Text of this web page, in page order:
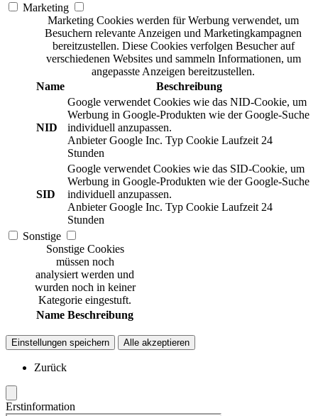
Marketing
Marketing Cookies werden für Werbung verwendet, um
Besuchern relevante Anzeigen und Marketingkampagnen
bereitzustellen. Diese Cookies verfolgen Besucher auf
verschiedenen Websites und sammeln Informationen, um
angepasste Anzeigen bereitzustellen.
Name
Beschreibung
NID
Google verwendet Cookies wie das NID-Cookie, um
Werbung in Google-Produkten wie der Google-Suche
individuell anzupassen.
Anbieter Google Inc. Typ Cookie Laufzeit 24
Stunden
SID
Google verwendet Cookies wie das SID-Cookie, um
Werbung in Google-Produkten wie der Google-Suche
individuell anzupassen.
Anbieter Google Inc. Typ Cookie Laufzeit 24
Stunden
Sonstige
Sonstige Cookies
müssen noch
analysiert werden und
wurden noch in keiner
Kategorie eingestuft.
Name Beschreibung
Einstellungen speichern Alle akzeptieren
Zurück
Erstinformation